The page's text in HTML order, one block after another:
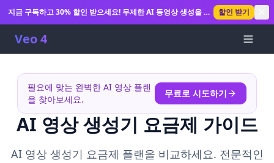
지금 구독하고 30% 할인 받으세요! 무제한 AI 동영상 생성을 해
할인 받기
Veo 4
필요에 맞는 완벽한 AI 영상 플랜
을 찾아보세요.
무료로 시도하기
AI 영상 생성기 요금제 가이드
AI 영상 생성기 요금제 플랜을 비교하세요. 전문적인